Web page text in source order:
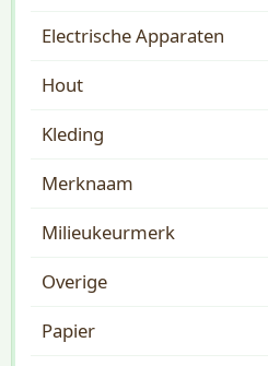
Electrische Apparaten
Hout
Kleding
Merknaam
Milieukeurmerk
Overige
Papier